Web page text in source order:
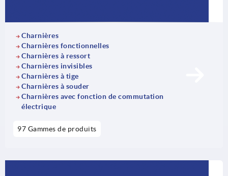
Charnières
Charnières fonctionnelles
Charnières à ressort
Charnières invisibles
Charnières à tige
Charnières à souder
Charnières avec fonction de commutation
électrique
97 Gammes de produits